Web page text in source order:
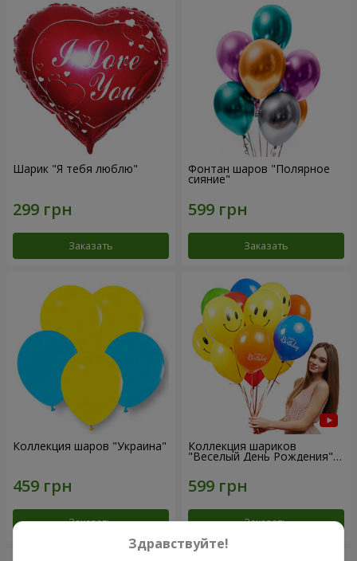
Шарик "Я тебя люблю"
Заказать
Фонтан шаров "Полярное
сияние"
Заказать
Коллекция шаров "Украина"
Заказать
Коллекция шариков
"Веселый День Рождения" -
7 шариков
Заказать
Здравствуйте!